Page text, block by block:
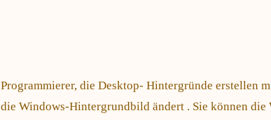
Programmierer, die Desktop- Hintergründe erstellen
die Windows-Hintergrundbild ändert . Sie können